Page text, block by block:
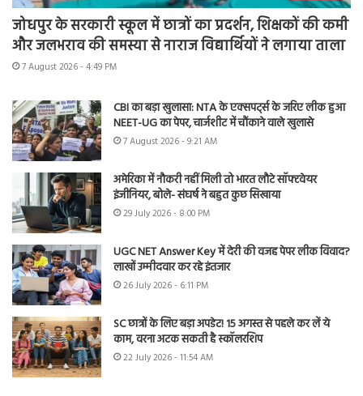
जोधपुर के सरकारी स्कूल में छात्रों का प्रदर्शन, शिक्षकों की कमी
और जलभराव की समस्या से नाराज विद्यार्थियों ने लगाया ताला
7 August 2026 - 4:49 PM
CBI का बड़ा खुलासा: NTA के एक्सपर्ट्स के जरिए लीक हुआ
NEET-UG का पेपर, चार्जशीट में चौंकाने वाले खुलासे
7 August 2026 - 9:21 AM
अमेरिका में नौकरी नहीं मिली तो भारत लौटे सॉफ्टवेयर
इंजीनियर, बोले- संघर्ष ने बहुत कुछ सिखाया
29 July 2026 - 8:00 PM
UGC NET Answer Key में देरी की वजह पेपर लीक विवाद?
लाखों उम्मीदवार कर रहे इंतजार
26 July 2026 - 6:11 PM
SC छात्रों के लिए बड़ा अपडेट! 15 अगस्त से पहले कर लें ये
काम, वरना अटक सकती है स्कॉलरशिप
22 July 2026 - 11:54 AM